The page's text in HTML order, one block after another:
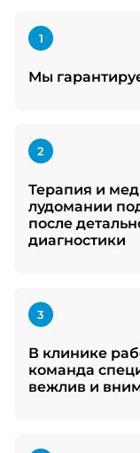
1
Мы
2
Терапия и
лудомании
после
диагностики
3
В клинике
команда
вежлив и